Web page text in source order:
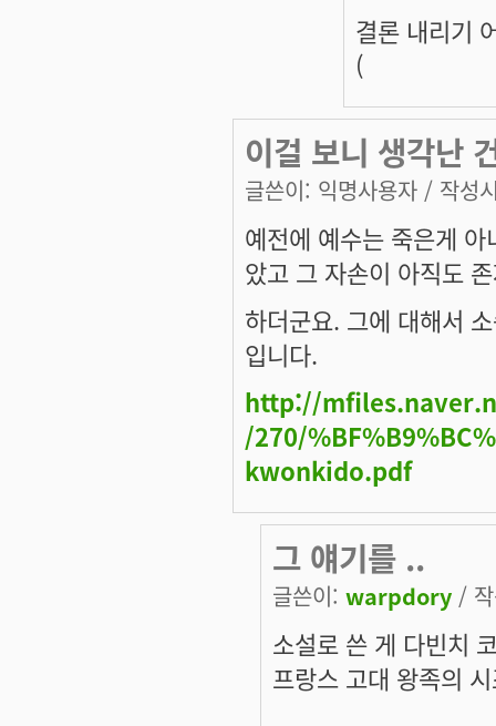
결론 내리기
(
이걸 보니 생각난
글쓴이: 익명사용자 / 작성
예전에 예수는 죽은게
았고 그 자손이 아직도
하더군요. 그에 대해서
입니다.
http://
/270/
kwonkido.pdf
그 얘기를 ..
글쓴이: warpdory /
소설로 쓴 게 다빈치
프랑스 고대 왕족의